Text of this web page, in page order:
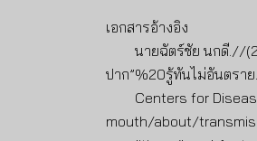
เอกสารอ้างอิง
นายฉัตร์ชัย นกดี.//
ปาก”%20รู้ทันไม่อันตรา
Centers for
mouth/about/